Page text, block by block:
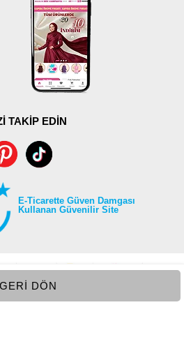
GERI DÖN
TAKİP EDİN
E-Ticarette Güven Damgası
Kullanan Güvenilir Site